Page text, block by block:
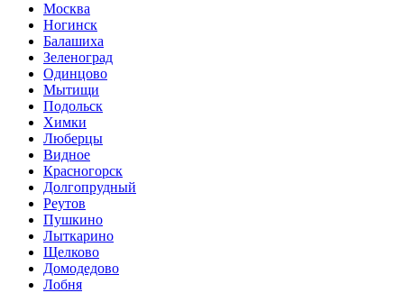
Москва
Ногинск
Балашиха
Зеленоград
Одинцово
Мытищи
Подольск
Химки
Люберцы
Видное
Красногорск
Долгопрудный
Реутов
Пушкино
Лыткарино
Щелково
Домодедово
Лобня